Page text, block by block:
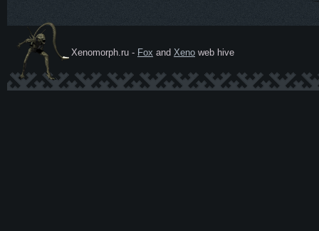
Ксеномо
Xenomorph.ru - Fox and Xeno web hive